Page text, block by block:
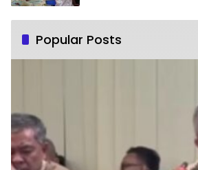
Popular Posts